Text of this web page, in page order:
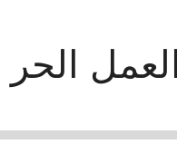
العمل الحر